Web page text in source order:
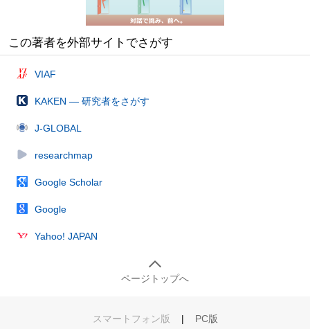
この著者を外部サイトでさがす
VIAF
KAKEN — 研究者をさがす
J-GLOBAL
researchmap
Google Scholar
Google
Yahoo! JAPAN
ページトップへ
スマートフォン版 | PC版